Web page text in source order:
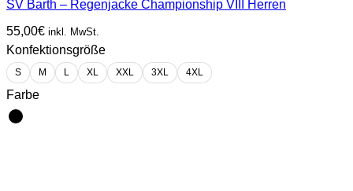
SV Barth – Regenjacke Championship VIII Herren
55,00€ inkl. MwSt.
Konfektionsgröße
S M L XL XXL 3XL 4XL
Farbe